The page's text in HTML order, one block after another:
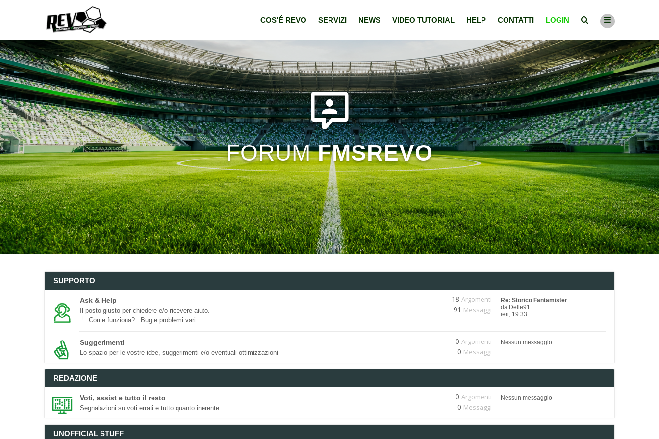
COS'É REVO SERVIZI NEWS VIDEO TUTORIAL HELP CONTATTI LOGIN
SUPPORTO
Ask & Help
Il posto giusto per chiedere e/o ricevere aiuto.
Come funziona?
Bug e problemi vari
18 Argomenti
91 Messaggi
Re: Storico Fantamister
da Delle91
ieri, 19:33
Suggerimenti
Lo spazio per le vostre idee, suggerimenti e/o eventuali ottimizzazioni
0 Argomenti
0 Messaggi
Nessun messaggio
REDAZIONE
Voti, assist e tutto il resto
Segnalazioni su voti errati e tutto quanto inerente.
0 Argomenti
0 Messaggi
Nessun messaggio
UNOFFICIAL STUFF